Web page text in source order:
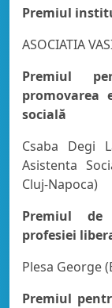
Premiul
ASOCIATIA
Premiul
promovarea
socială
Csaba Degi
Asistenta
Cluj-Napoca)
Premiul de
profesiei
Plesa George
Premiul